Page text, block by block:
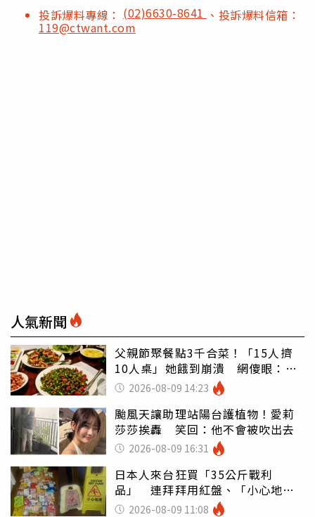
投訴爆料專線： (02)6630-8641 、投訴爆料信箱：
119@ctwant.com
人氣新聞
父親節聚餐點3千合菜！「15人擠
10人桌」她餓到崩潰 網傻眼：讓
店家看笑話
2026-08-09 14:23
颱風天讓助理站陽台護植物！愛莉
莎莎挨轟 笑回：他不會被吹出去
2026-08-09 16:31
日本人來台狂買「35公斤戰利
品」 連拜拜用紅盤、「小心地
滑」告示牌也帶回家
2026-08-09 11:08